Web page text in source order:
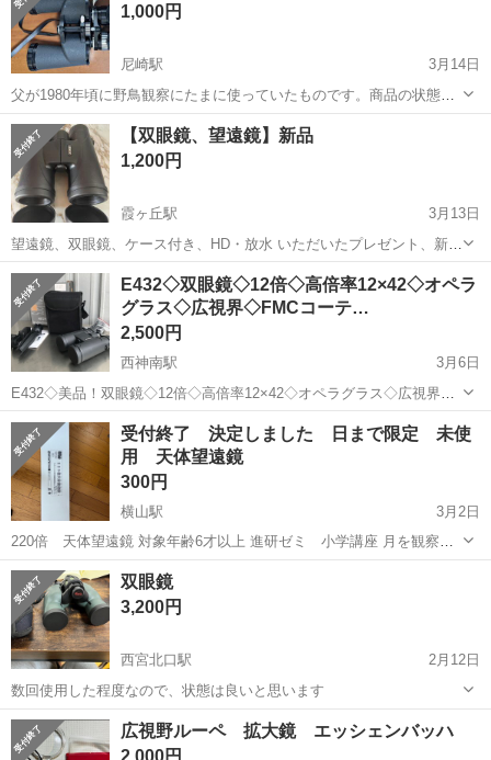
様の自由研究など幅広くお使い...
マイクロスコープ1,000円
尼崎駅
3月14日
父が1980年頃に野鳥観察にたまに使っていたものです。商品の状態は
目視では写真に見られらように目立ったキズ、汚れはありません。私
は使い方がわかりませんので出品させていただきました。説明書は添
付しますが、昭和レトロの双眼鏡にご...
兵庫 尼崎市 尼崎駅 望遠鏡、顕微鏡
【双眼鏡、望遠鏡】新品
1,200円
霞ヶ丘駅
3月13日
望遠鏡、双眼鏡、ケース付き、HD・放水 いただいたプレゼント、新品
倍率：12*50 カラー：ブラック サイズ：15CM*13CM 写真をご参照く
ださい。 神戸市垂水区歌敷山での直接引き取りを希望...
兵庫 神戸市 霞ヶ丘駅 望遠鏡、顕微鏡 望遠鏡
E432◇双眼鏡◇12倍◇高倍率12×42◇オペラ
グラス◇広視界◇FMCコーテ…
2,500円
西神南駅
3月6日
E432◇美品！双眼鏡◇12倍◇高倍率12×42◇オペラグラス◇広視界
◇FMCコーティング◇BAK4プリズムを搭載◇高解像度◇暗所対応◇
スマホ撮影に対応◇ライブ◇コンサート◇観戦出品致します。 ◇商品
詳細◇ 使用頻度浅く。...
兵庫 神戸市 西神南駅 望遠鏡、顕微鏡 オペラグラス
受付終了 決定しました 日まで限定 未使
用 天体望遠鏡
300円
横山駅
3月2日
220倍 天体望遠鏡 対象年齢6才以上 進研ゼミ 小学講座 月を観察す
るのに最適
兵庫 三田市 横山駅
双眼鏡
3,200円
西宮北口駅
2月12日
数回使用した程度なので、状態は良いと思います
兵庫 西宮市 西宮北口駅 望遠鏡、顕微鏡
広視野ルーペ 拡大鏡 エッシェンバッハ